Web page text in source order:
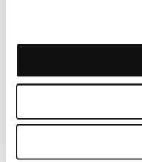
Lancaster Medium